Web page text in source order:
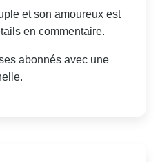
et son amoureux est
en commentaire.
abonnés avec une